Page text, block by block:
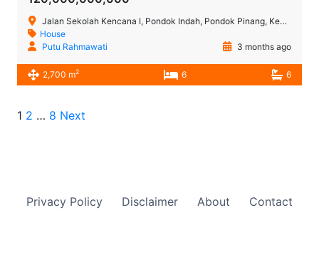
Jalan Sekolah Kencana I, Pondok Indah, Pondok Pinang, Kebayoran Lama, Jakarta Selatan, Daerah Khusus Ibukota Jakarta, Jawa, 12310, Indonesia
House
Putu Rahmawati
3 months ago
2,700 m2 6 6
1 2 … 8 Next
Privacy Policy Disclaimer About Contact